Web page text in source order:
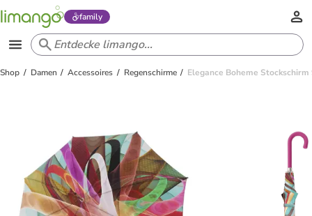
family
Shop Damen Accessoires Regenschirme Elegance Boheme Stockschirm